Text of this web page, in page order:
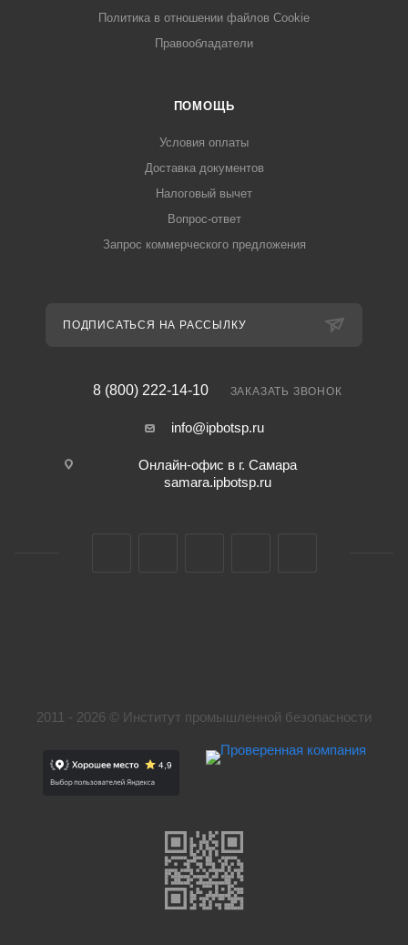
Политика в отношении файлов Cookie
Правообладатели
ПОМОЩЬ
Условия оплаты
Доставка документов
Налоговый вычет
Вопрос-ответ
Запрос коммерческого предложения
ПОДПИСАТЬСЯ НА РАССЫЛКУ
8 (800) 222-14-10 ЗАКАЗАТЬ ЗВОНОК
info@ipbotsp.ru
Онлайн-офис в г. Самара
samara.ipbotsp.ru
2011 - 2026 © Институт промышленной безопасности